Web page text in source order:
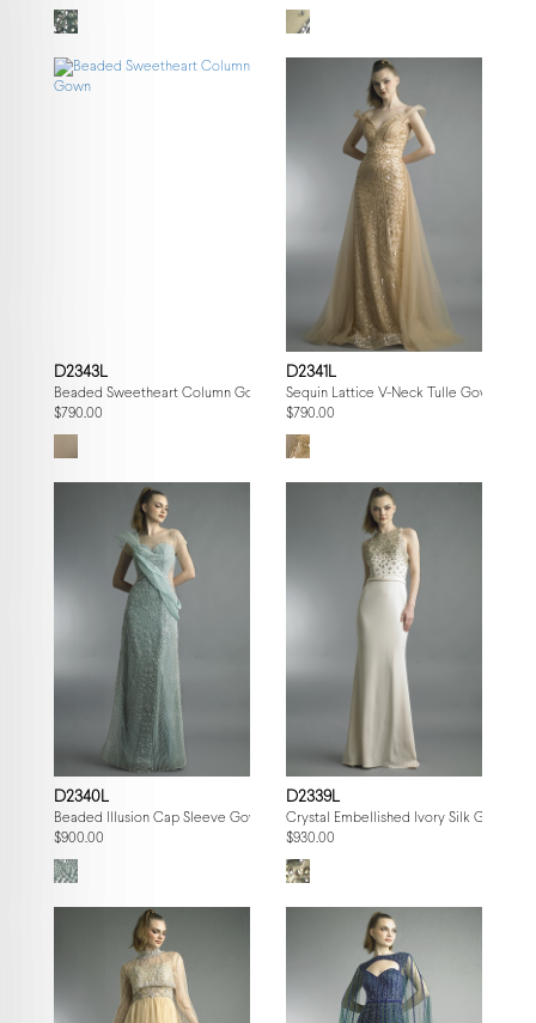
D2343L
Beaded Sweetheart Column Gown
$790.00
D2341L
Sequin Lattice V-Neck Tulle Gown
$790.00
D2340L
Beaded Illusion Cap Sleeve Gown
$900.00
D2339L
Crystal Embellished Ivory Silk Gown
$930.00